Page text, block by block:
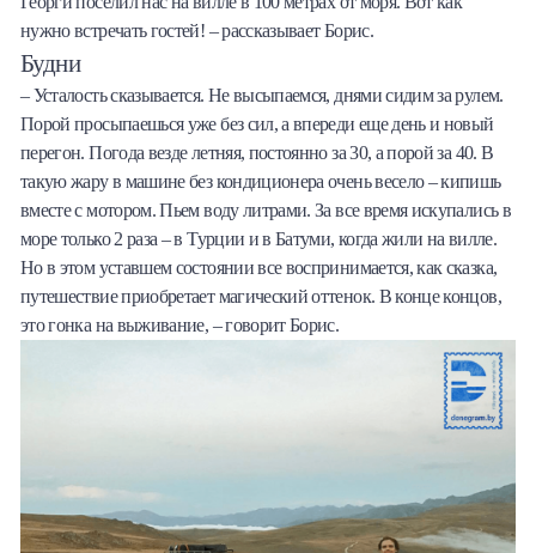
нужно встречать гостей! – рассказывает Борис.
Будни
– Усталость сказывается. Не высыпаемся, днями сидим за рулем.
Порой просыпаешься уже без сил, а впереди еще день и новый
перегон. Погода везде летняя, постоянно за 30, а порой за 40. В
такую жару в машине без кондиционера очень весело – кипишь
вместе с мотором. Пьем воду литрами. За все время искупались в
море только 2 раза – в Турции и в Батуми, когда жили на вилле.
Но в этом уставшем состоянии все воспринимается, как сказка,
путешествие приобретает магический оттенок. В конце концов,
это гонка на выживание, – говорит Борис.